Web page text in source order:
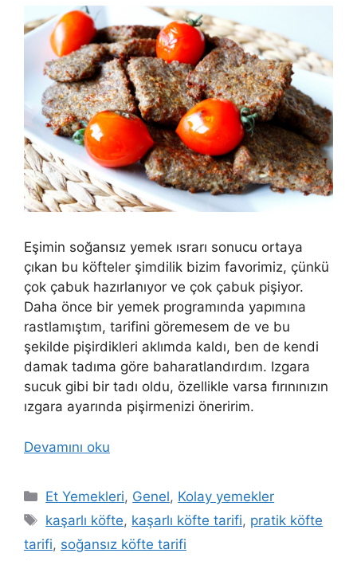
Eşimin soğansız yemek ısrarı sonucu ortaya
çıkan bu köfteler şimdilik bizim favorimiz, çünkü
çok çabuk hazırlanıyor ve çok çabuk pişiyor.
Daha önce bir yemek programında yapımına
rastlamıştım, tarifini göremesem de ve bu
şekilde pişirdikleri aklımda kaldı, ben de kendi
damak tadıma göre baharatlandırdım. Izgara
sucuk gibi bir tadı oldu, özellikle varsa fırınınızın
ızgara ayarında pişirmenizi öneririm.
Devamını oku
Kategoriler
Et Yemekleri, Genel, Kolay yemekler
Etiketler
kaşarlı köfte, kaşarlı köfte tarifi, pratik köfte
tarifi, soğansız köfte tarifi